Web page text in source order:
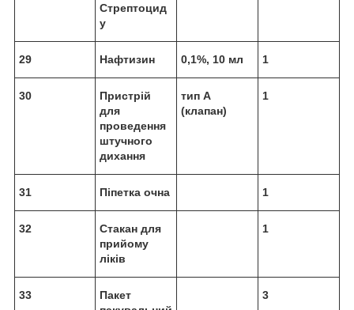
Стрептоцид
у
29 Нафтизин 0,1%, 10 мл 1
30
Пристрій
для
проведення
штучного
дихання
тип А
(клапан)
1
31 Піпетка очна 1
32
Стакан для
прийому
ліків
1
33
Пакет
3